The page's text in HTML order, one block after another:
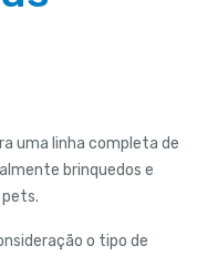
uma linha completa de
brinquedos e
o tipo de